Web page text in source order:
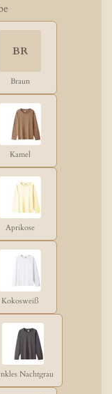
BR
Braun
Kamel
Aprikose
Kokosweiß
Nachtgrau